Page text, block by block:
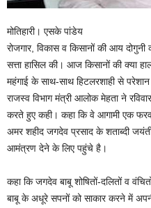
मोतिहारी। एसके पांडेय
रोजगार, विकास व किसानों की आय
सत्ता हासिल की। आज किसानों की क्या
महंगाई के साथ-साथ हिटलरशाही से
राजस्व विभाग मंत्री आलोक मेहता ने
करते हुए कही। कहा कि वे आगामी एक
अमर शहीद जगदेव प्रसाद के शताब्दी
आमंत्रण देने के लिए पहुंचे है।
कहा कि जगदेव बाबू शोषितों-दलितों व
बाबू के अधूरे सपनों को साकार करने में